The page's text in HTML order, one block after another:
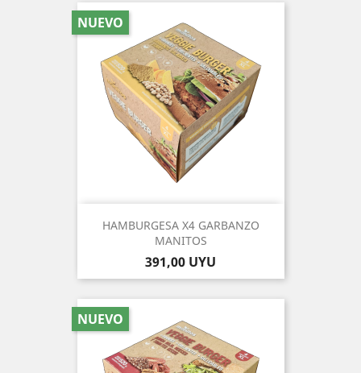
HAMBURGESA X4 GARBANZO
MANITOS
Precio
391,00 UYU
NUEVO
NUEVO